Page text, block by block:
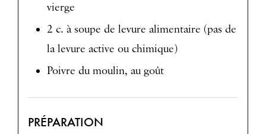
vierge
2 c. à soupe de levure alimentaire (pas de
la levure active ou chimique)
Poivre du moulin, au goût
PRÉPARATION